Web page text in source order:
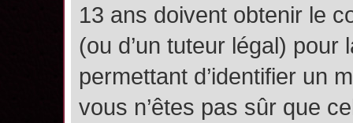
13 ans doivent obtenir le
(ou d’un tuteur légal)
permettant d’identifier un
vous n’êtes pas sûr que